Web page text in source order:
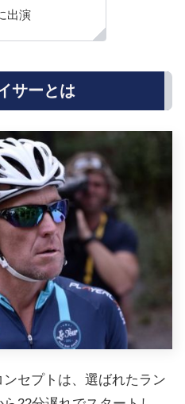
出演
サーとは
セプトは、選ばれたラン